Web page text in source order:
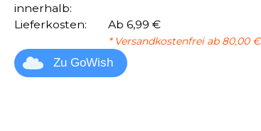
innerhalb:
Lieferkosten: Ab 6,99 €
* Versandkostenfrei ab 80,00 €
Zu GoWish